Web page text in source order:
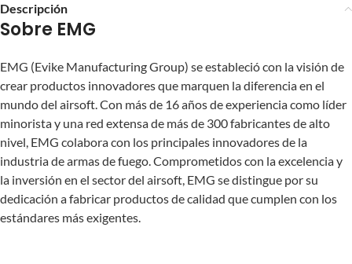
Descripción
Sobre EMG
EMG (Evike Manufacturing Group) se estableció con la visión de
crear productos innovadores que marquen la diferencia en el
mundo del airsoft. Con más de 16 años de experiencia como líder
minorista y una red extensa de más de 300 fabricantes de alto
nivel, EMG colabora con los principales innovadores de la
industria de armas de fuego. Comprometidos con la excelencia y
la inversión en el sector del airsoft, EMG se distingue por su
dedicación a fabricar productos de calidad que cumplen con los
estándares más exigentes.